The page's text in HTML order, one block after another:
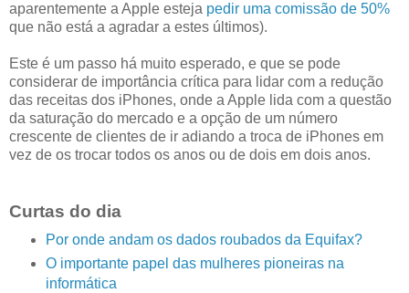
aparentemente a Apple esteja pedir uma comissão de 50%
que não está a agradar a estes últimos).
Este é um passo há muito esperado, e que se pode
considerar de importância crítica para lidar com a redução
das receitas dos iPhones, onde a Apple lida com a questão
da saturação do mercado e a opção de um número
crescente de clientes de ir adiando a troca de iPhones em
vez de os trocar todos os anos ou de dois em dois anos.
Curtas do dia
Por onde andam os dados roubados da Equifax?
O importante papel das mulheres pioneiras na
informática